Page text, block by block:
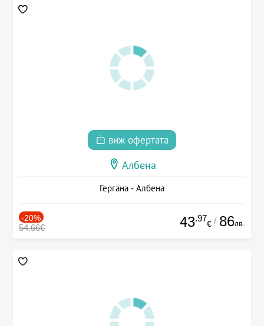
виж офертата
Албена
Гергана - Албена
-20%
54.66€ 43.97
€ / 86лв.